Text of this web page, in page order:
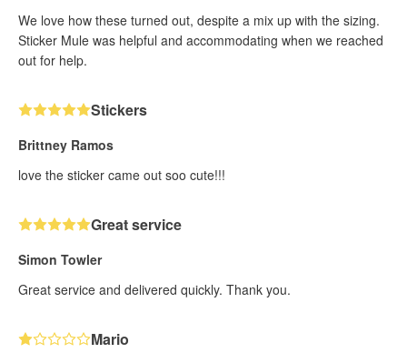
We love how these turned out, despite a mix up with the sizing.
Sticker Mule was helpful and accommodating when we reached
out for help.
Stickers
Brittney Ramos
love the sticker came out soo cute!!!
Great service
Simon Towler
Great service and delivered quickly. Thank you.
Mario